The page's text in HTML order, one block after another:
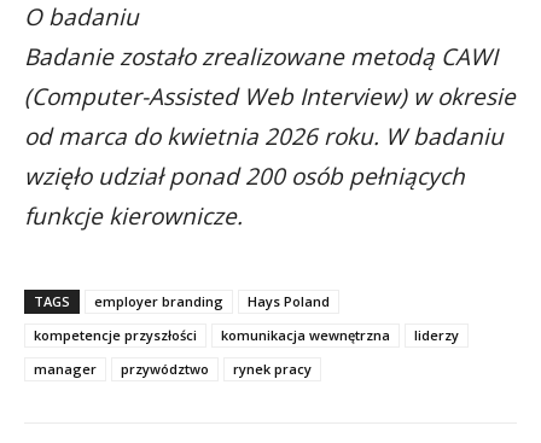
O badaniu
Badanie zostało zrealizowane metodą CAWI
(Computer-Assisted Web Interview) w okresie
od marca do kwietnia 2026 roku. W badaniu
wzięło udział ponad 200 osób pełniących
funkcje kierownicze.
TAGS employer branding
Hays Poland
kompetencje przyszłości
komunikacja wewnętrzna
liderzy
manager
przywództwo rynek pracy